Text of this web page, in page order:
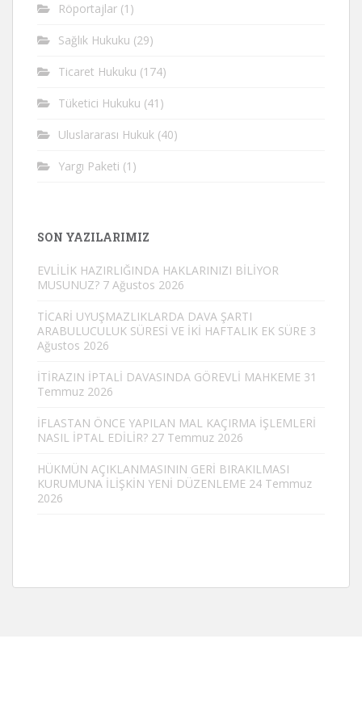
Röportajlar (1)
Sağlık Hukuku (29)
Ticaret Hukuku (174)
Tüketici Hukuku (41)
Uluslararası Hukuk (40)
Yargı Paketi (1)
SON YAZILARIMIZ
EVLİLİK HAZIRLIĞINDA HAKLARINIZI BİLİYOR
MUSUNUZ? 7 Ağustos 2026
TİCARİ UYUŞMAZLIKLARDA DAVA ŞARTI
ARABULUCULUK SÜRESİ VE İKİ HAFTALIK EK SÜRE 3
Ağustos 2026
İTİRAZIN İPTALİ DAVASINDA GÖREVLİ MAHKEME 31
Temmuz 2026
İFLASTAN ÖNCE YAPILAN MAL KAÇIRMA İŞLEMLERİ
NASIL İPTAL EDİLİR? 27 Temmuz 2026
HÜKMÜN AÇIKLANMASININ GERİ BIRAKILMASI
KURUMUNA İLİŞKİN YENİ DÜZENLEME 24 Temmuz
2026